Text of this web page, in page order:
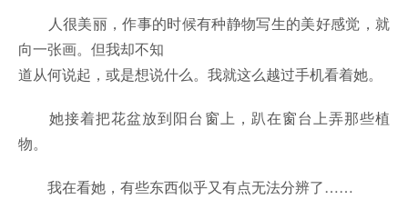
人很美丽，作事的时候有种静物写生的美好感觉，就
向一张画。但我却不知
道从何说起，或是想说什么。我就这么越过手机看着她。
她接着把花盆放到阳台窗上，趴在窗台上弄那些植
物。
我在看她，有些东西似乎又有点无法分辨了……